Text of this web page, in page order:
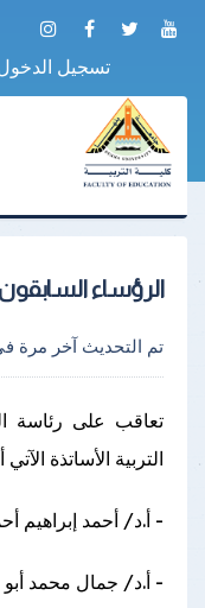
تسجيل
الرؤساء السابقون
تم التحديث آخر مرة
تعاقب على رئاسة
التربية الأساتذة
- أ.د/ أحمد إبراهيم
- أ.د/ جمال محمد أبو